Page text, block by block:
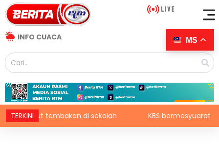
INFO CUACA
TERKINI
tembakan di sekolah KBS bermesyuarat secara
MS